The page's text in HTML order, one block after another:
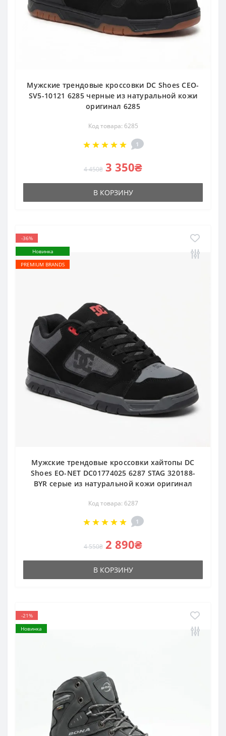
Мужские трендовые кроссовки DC Shoes CEO-
SV5-10121 6285 черные из натуральной кожи
оригинал 6285
Код товара: 6285
1
4 450₴ 3 350₴
В КОРЗИНУ
-36%
Новинка
PREMIUM BRANDS
Мужские трендовые кроссовки хайтопы DC
Shoes EO-NET DC01774025 6287 STAG 320188-
BYR серые из натуральной кожи оригинал
Код товара: 6287
1
4 550₴ 2 890₴
В КОРЗИНУ
-21%
Новинка